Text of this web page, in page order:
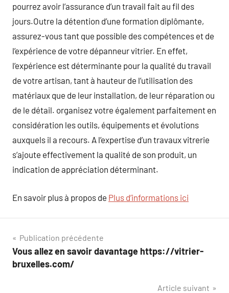
pourrez avoir l’assurance d’un travail fait au fil des
jours.Outre la détention d’une formation diplômante,
assurez-vous tant que possible des compétences et de
l’expérience de votre dépanneur vitrier. En effet,
l’expérience est déterminante pour la qualité du travail
de votre artisan, tant à hauteur de l’utilisation des
matériaux que de leur installation, de leur réparation ou
de le détail. organisez votre également parfaitement en
considération les outils, équipements et évolutions
auxquels il a recours. A l’expertise d’un travaux vitrerie
s’ajoute effectivement la qualité de son produit, un
indication de appréciation déterminant.
En savoir plus à propos de Plus d’informations ici
Navigation
de
Publication précédente
Vous allez en savoir davantage https://vitrier-
bruxelles.com/
Article suivant